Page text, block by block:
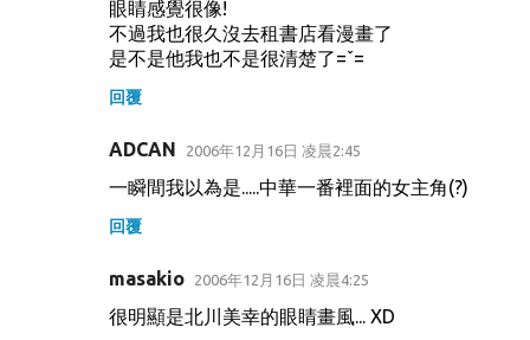
眼睛感覺很像!
不過我也很久沒去租書店看漫畫了
是不是他我也不是很清楚了=ˇ=
回覆
ADCAN 2006年12月16日 凌晨2:45
一瞬間我以為是.....中華一番裡面的女主角(?)
回覆
masakio 2006年12月16日 凌晨4:25
很明顯是北川美幸的眼睛畫風... XD